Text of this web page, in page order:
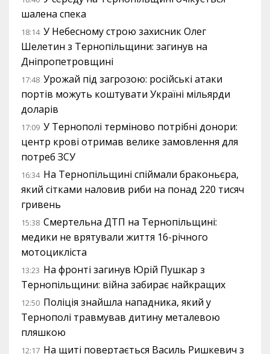
шалена спека
18:14 У Небесному строю захисник Олег
Шелетин з Тернопільщини: загинув на
Дніпропетровщині
17:48 Урожай під загрозою: російські атаки
портів можуть коштувати Україні мільярди
доларів
17:09 У Тернополі терміново потрібні донори:
центр крові отримав велике замовлення для
потреб ЗСУ
16:34 На Тернопільщині спіймали браконьєра,
який сітками наловив риби на понад 220 тисяч
гривень
15:38 Смертельна ДТП на Тернопільщині:
медики не врятували життя 16-річного
мотоцикліста
13:23 На фронті загинув Юрій Пушкар з
Тернопільщини: війна забирає найкращих
12:50 Поліція знайшла нападника, який у
Тернополі травмував дитину металевою
пляшкою
12:17 На щиті повертається Василь Ришкевич з